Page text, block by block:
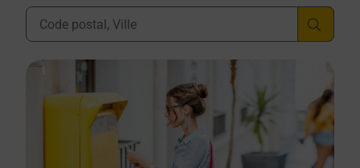
Ville, Département, Code Postal